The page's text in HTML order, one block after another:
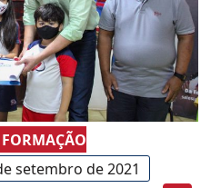
FORMAÇÃO
setembro de 2021